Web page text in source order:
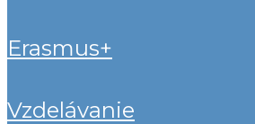
erasmus+
vzdelávanie